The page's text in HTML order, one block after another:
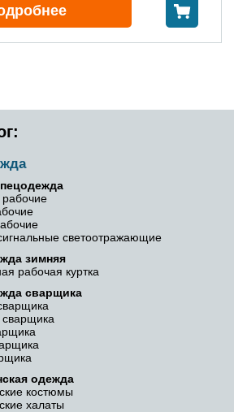
светоотражающие
зимняя
рабочая куртка
сварщика
одежда
костюмы
халаты